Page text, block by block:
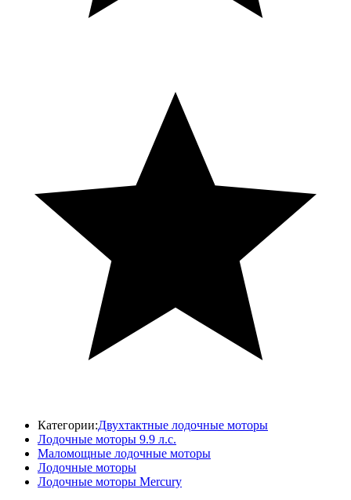
Категории:Двухтактные лодочные моторы
Лодочные моторы 9.9 л.с.
Маломощные лодочные моторы
Лодочные моторы
Лодочные моторы Mercury